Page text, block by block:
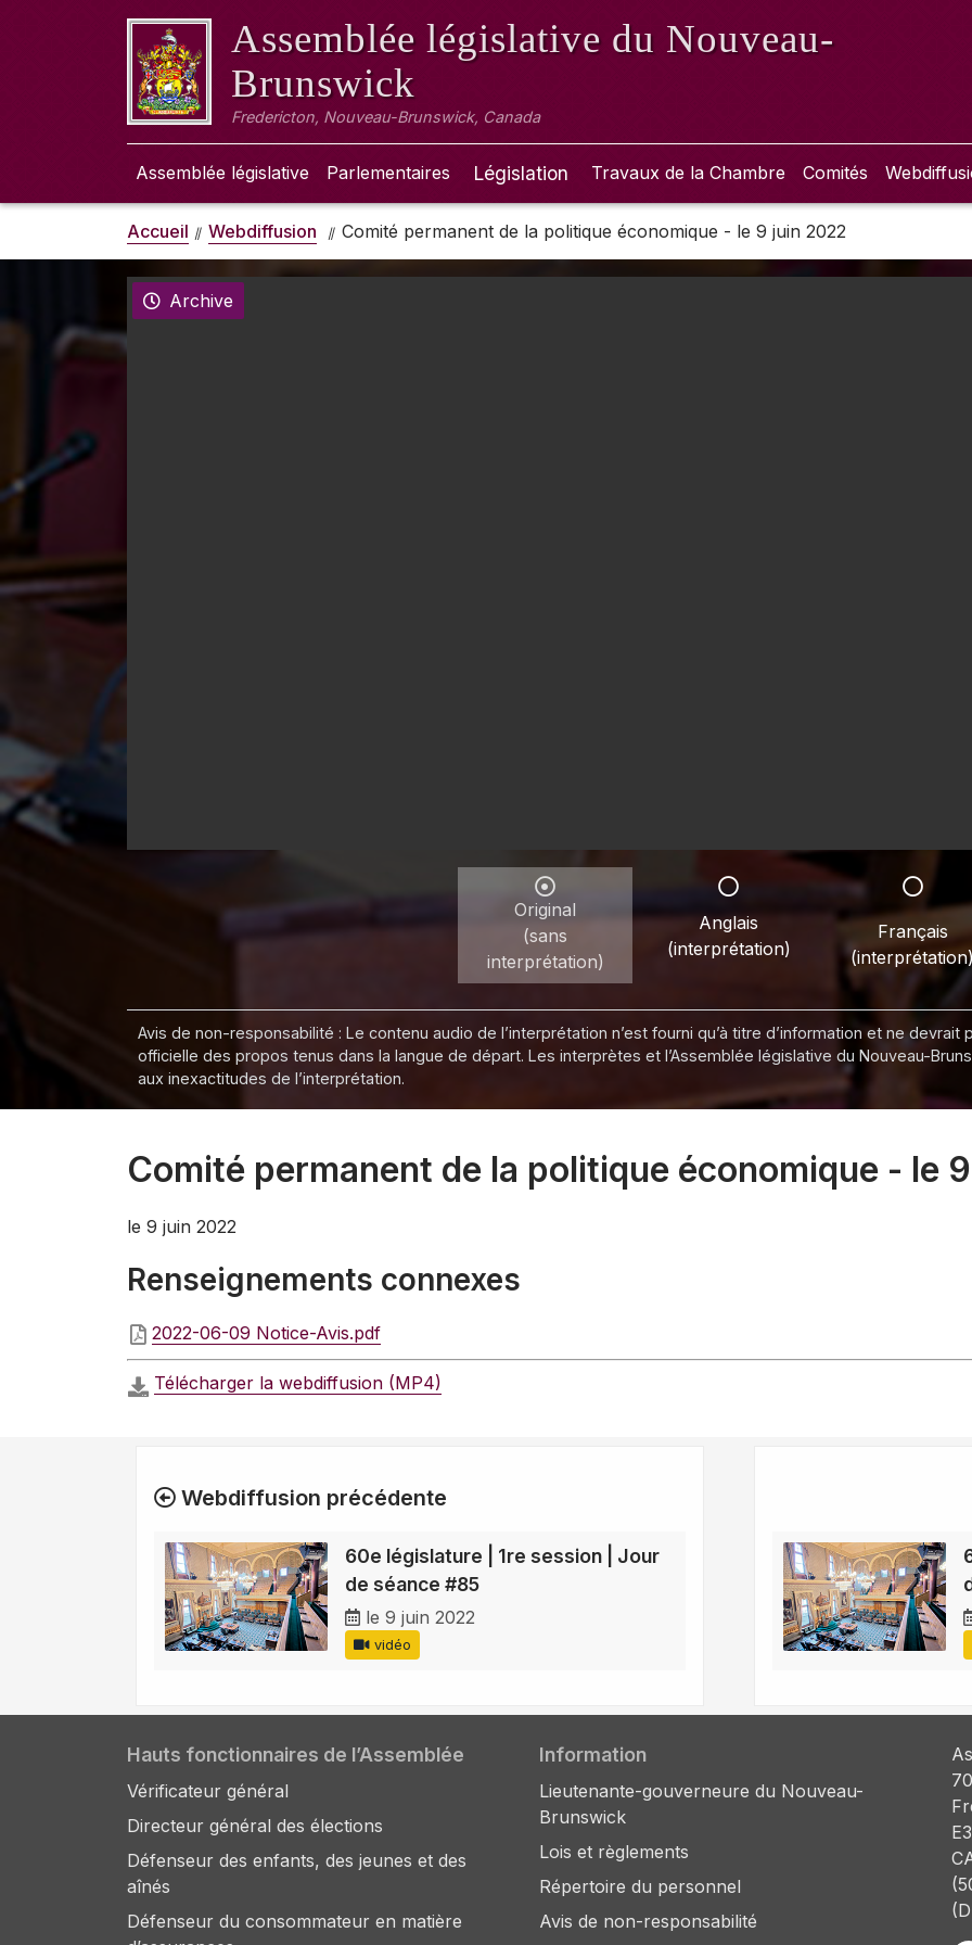
Assemblée législative du Nouveau-
Brunswick
Fredericton, Nouveau-Brunswick, Canada
Assemblée législative Parlementaires Législation Travaux de la Chambre Comités
Accueil Webdiffusion Comité permanent de la politique économique - le 9 juin 2022
Archive
Original
(sans
interprétation)
Anglais
(interprétation)
Français
Avis de non-responsabilité : Le contenu audio de l’interprétation n’est fourni qu’à titre d’information et ne
officielle des propos tenus dans la langue de départ. Les interprètes et l’Assemblée législative du Nouveau-
aux inexactitudes de l’interprétation.
Comité permanent de la politique économique - le
le 9 juin 2022
Renseignements connexes
2022-06-09 Notice-Avis.pdf
Télécharger la webdiffusion (MP4)
Webdiffusion précédente
60e législature | 1re session | Jour
de séance #85
le 9 juin 2022
vidéo
Hauts fonctionnaires de l’Assemblée
Vérificateur général
Directeur général des élections
Défenseur des enfants, des jeunes et des
aînés
Défenseur du consommateur en matière
Information
Lieutenante-gouverneure du Nouveau-
Brunswick
Lois et règlements
Répertoire du personnel
Avis de non-responsabilité